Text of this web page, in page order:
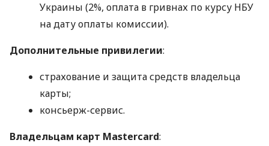
Украины (2%, оплата в гривнах по курсу НБУ
на дату оплаты комиссии).
Дополнительные привилегии:
страхование и защита средств владельца
карты;
консьерж-сервис.
Владельцам карт Mastercard: